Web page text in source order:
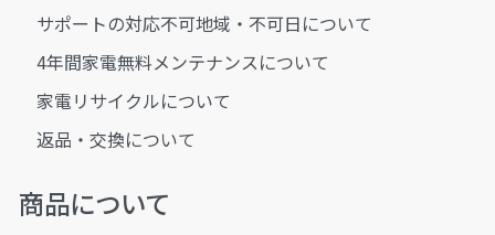
サポートの対応不可地域・不可日について
4年間家電無料メンテナンスについて
家電リサイクルについて
返品・交換について
商品について